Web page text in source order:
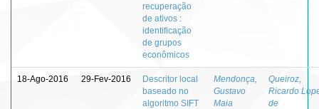
recuperação
de ativos :
identificação
de grupos
econômicos
18-Ago-2016 29-Fev-2016
Descritor local
baseado no
algoritmo SIFT
Mendonça,
Gustavo
Maia
Queiroz,
Ricardo
de